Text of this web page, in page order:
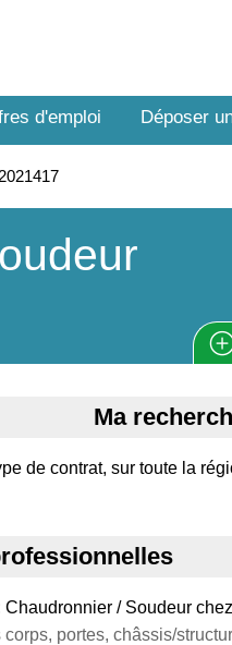
d'emploi Déposer
Ma
de contrat, sur toute la
Chaudronnier / Soudeur
corps, portes, châssis/